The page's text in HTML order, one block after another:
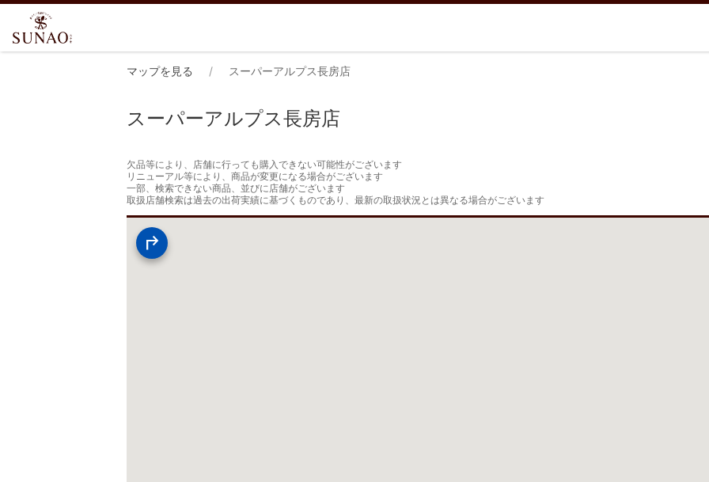
マップを見る スーパーアルプス長房店
スーパーアルプス長房店
欠品等により、店舗に行っても購入できない可能性がございます
リニューアル等により、商品が変更になる場合がございます
一部、検索できない商品、並びに店舗がございます
取扱店舗検索は過去の出荷実績に基づくものであり、最新の取扱状況とは異なる場合がございます